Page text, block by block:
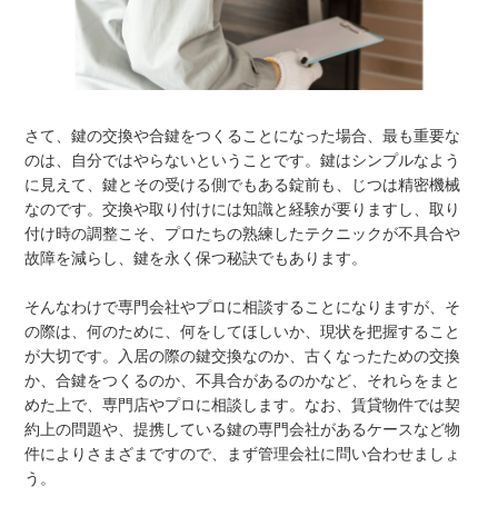
さて、鍵の交換や合鍵をつくることになった場合、最も重要な
のは、自分ではやらないということです。鍵はシンプルなよう
に見えて、鍵とその受ける側でもある錠前も、じつは精密機械
なのです。交換や取り付けには知識と経験が要りますし、取り
付け時の調整こそ、プロたちの熟練したテクニックが不具合や
故障を減らし、鍵を永く保つ秘訣でもあります。
そんなわけで専門会社やプロに相談することになりますが、そ
の際は、何のために、何をしてほしいか、現状を把握すること
が大切です。入居の際の鍵交換なのか、古くなったための交換
か、合鍵をつくるのか、不具合があるのかなど、それらをまと
めた上で、専門店やプロに相談します。なお、賃貸物件では契
約上の問題や、提携している鍵の専門会社があるケースなど物
件によりさまざまですので、まず管理会社に問い合わせましょ
う。